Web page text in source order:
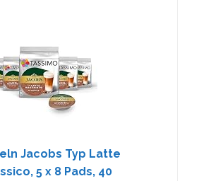
Jacobs Typ Latte
5 x 8 Pads, 40